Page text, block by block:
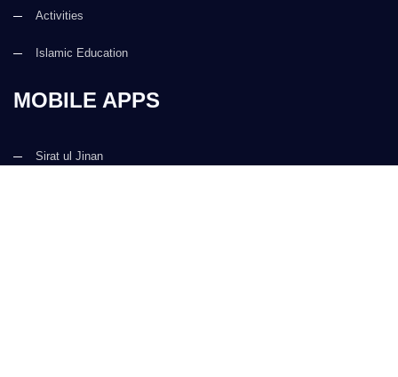
Activities
Islamic Education
MOBILE APPS
Sirat ul Jinan